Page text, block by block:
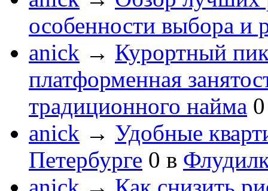
особенности выбора и
anick → Курортный
платформенная
традиционного найма 0
anick → Удобные
Петербурге 0 в